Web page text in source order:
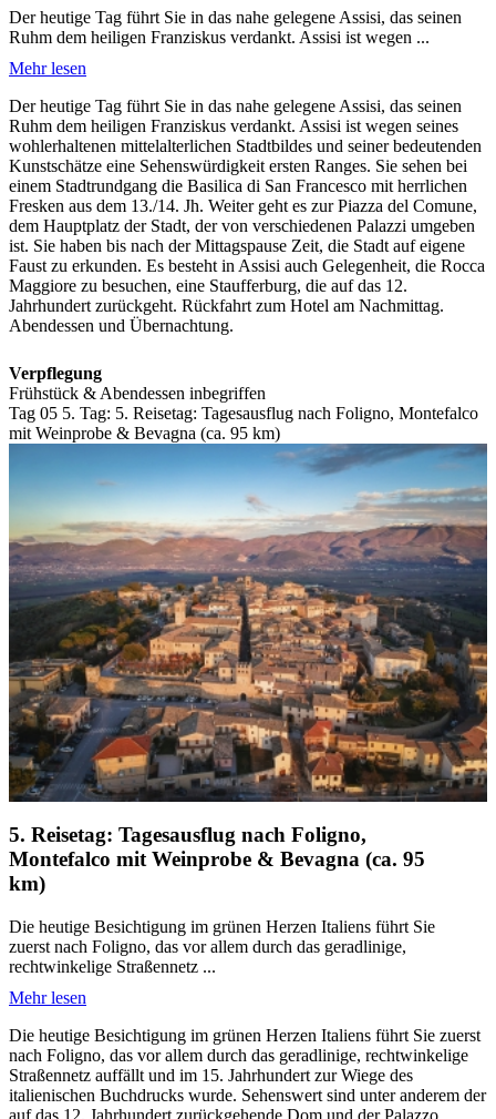
Der heutige Tag führt Sie in das nahe gelegene Assisi, das seinen
Ruhm dem heiligen Franziskus verdankt. Assisi ist wegen ...
Mehr lesen
Der heutige Tag führt Sie in das nahe gelegene Assisi, das seinen
Ruhm dem heiligen Franziskus verdankt. Assisi ist wegen seines
wohlerhaltenen mittelalterlichen Stadtbildes und seiner bedeutenden
Kunstschätze eine Sehenswürdigkeit ersten Ranges. Sie sehen bei
einem Stadtrundgang die Basilica di San Francesco mit herrlichen
Fresken aus dem 13./14. Jh. Weiter geht es zur Piazza del Comune,
dem Hauptplatz der Stadt, der von verschiedenen Palazzi umgeben
ist. Sie haben bis nach der Mittagspause Zeit, die Stadt auf eigene
Faust zu erkunden. Es besteht in Assisi auch Gelegenheit, die Rocca
Maggiore zu besuchen, eine Staufferburg, die auf das 12.
Jahrhundert zurückgeht. Rückfahrt zum Hotel am Nachmittag.
Abendessen und Übernachtung.
Verpflegung
Frühstück & Abendessen inbegriffen
Tag 05 5. Tag: 5. Reisetag: Tagesausflug nach Foligno, Montefalco
mit Weinprobe & Bevagna (ca. 95 km)
5. Reisetag: Tagesausflug nach Foligno,
Montefalco mit Weinprobe & Bevagna (ca. 95
km)
Die heutige Besichtigung im grünen Herzen Italiens führt Sie
zuerst nach Foligno, das vor allem durch das geradlinige,
rechtwinkelige Straßennetz ...
Mehr lesen
Die heutige Besichtigung im grünen Herzen Italiens führt Sie zuerst
nach Foligno, das vor allem durch das geradlinige, rechtwinkelige
Straßennetz auffällt und im 15. Jahrhundert zur Wiege des
italienischen Buchdrucks wurde. Sehenswert sind unter anderem der
auf das 12. Jahrhundert zurückgehende Dom und der Palazzo